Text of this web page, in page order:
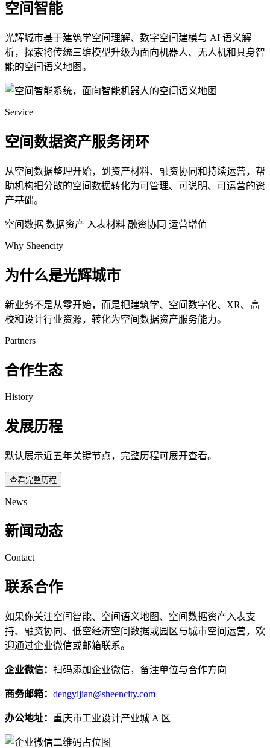
空间智能
光辉城市基于建筑学空间理解、数字空间建模与 AI 语义解
析，探索将传统三维模型升级为面向机器人、无人机和具身智
能的空间语义地图。
Service
空间数据资产服务闭环
从空间数据整理开始，到资产材料、融资协同和持续运营，帮
助机构把分散的空间数据转化为可管理、可说明、可运营的资
产基础。
空间数据 数据资产 入表材料 融资协同 运营增值
Why Sheencity
为什么是光辉城市
新业务不是从零开始，而是把建筑学、空间数字化、XR、高
校和设计行业资源，转化为空间数据资产服务能力。
Partners
合作生态
History
发展历程
默认展示近五年关键节点，完整历程可展开查看。
查看完整历程
News
新闻动态
Contact
联系合作
如果你关注空间智能、空间语义地图、空间数据资产入表支
持、融资协同、低空经济空间数据或园区与城市空间运营，欢
迎通过企业微信或邮箱联系。
企业微信： 扫码添加企业微信，备注单位与合作方向
商务邮箱： dengyijian@sheencity.com
办公地址： 重庆市工业设计产业城 A 区